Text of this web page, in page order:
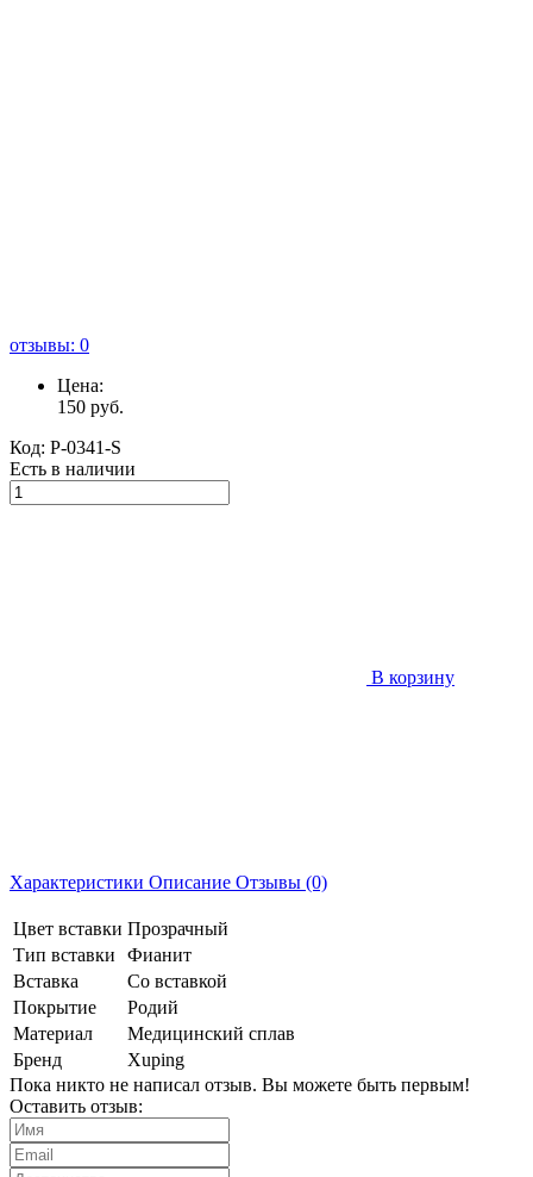
отзывы: 0
Цена:
150 руб.
Код: P-0341-S
Есть в наличии
В корзину
Характеристики Описание Отзывы (0)
Цвет вставки Прозрачный
Тип вставки
Фианит
Вставка
Со вставкой
Покрытие
Родий
Материал
Медицинский сплав
Бренд
Xuping
Пока никто не написал отзыв. Вы можете быть первым!
Оставить отзыв: